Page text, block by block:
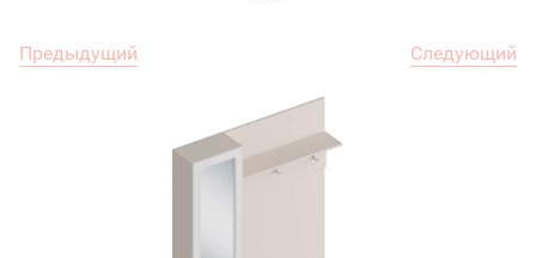
Предыдущий Следующий